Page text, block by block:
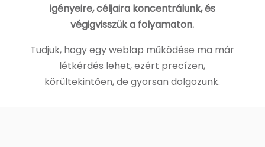
igényeire, céljaira koncentrálunk, és
végigvisszük a folyamaton.
Tudjuk, hogy egy weblap működése ma már
létkérdés lehet, ezért precízen,
körültekintően, de gyorsan dolgozunk.